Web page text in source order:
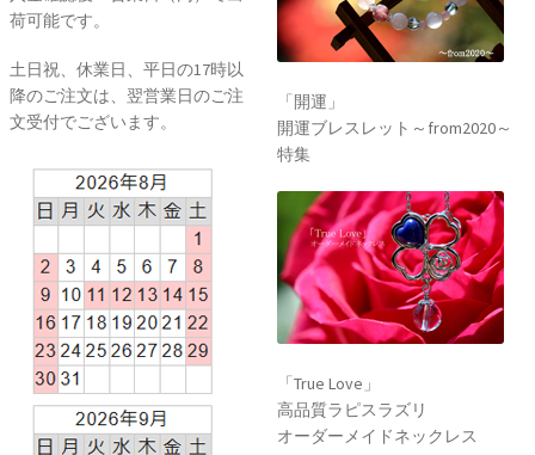
荷可能です。
土日祝、休業日、平日の17時以
降のご注文は、翌営業日のご注
文受付でございます。
「開運」
開運ブレスレット～from2020～
特集
「True Love」
高品質ラピスラズリ
オーダーメイドネックレス